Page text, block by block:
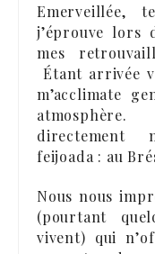
Emerveillée,
j’éprouve lors
mes
Étant arrivée
m’acclimate
directement
feijoada : au
Nous nous
(pourtant
vivent) qui